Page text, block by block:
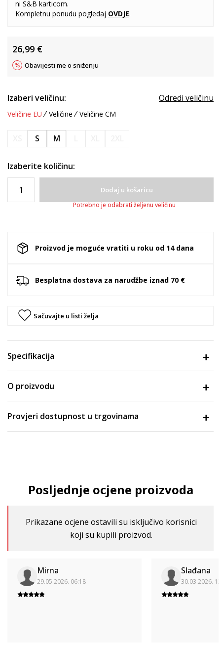
ni S&B karticom.
Kompletnu ponudu pogledaj OVDJE.
26,99 €
Obavijesti me o sniženju
Izaberi veličinu: Odredi veličinu
Veličine EU Veličine Veličine CM
S M
Izaberite količinu:
Dodaj u košaricu
Potrebno je odabrati željenu veličinu
Proizvod je moguće vratiti u roku od 14 dana
Besplatna dostava za narudžbe iznad 70 €
Sačuvajte u listi želja
Specifikacija
O proizvodu
Provjeri dostupnost u trgovinama
Posljednje ocjene proizvoda
Prikazane ocjene ostavili su isključivo korisnici
koji su kupili proizvod.
Mirna
29.05.2026. 06:18
Slađana
30.03.2026.